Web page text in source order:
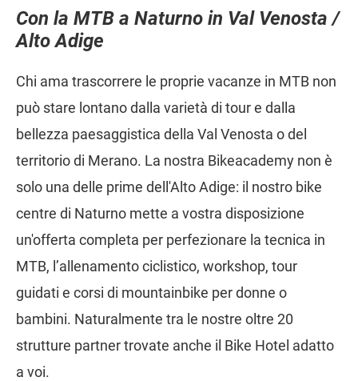
Con la MTB a Naturno in Val Venosta /
Alto Adige
Chi ama trascorrere le proprie vacanze in MTB non
può stare lontano dalla varietà di tour e dalla
bellezza paesaggistica della Val Venosta o del
territorio di Merano. La nostra Bikeacademy non è
solo una delle prime dell'Alto Adige: il nostro bike
centre di Naturno mette a vostra disposizione
un'offerta completa per perfezionare la tecnica in
MTB, l’allenamento ciclistico, workshop, tour
guidati e corsi di mountainbike per donne o
bambini. Naturalmente tra le nostre oltre 20
strutture partner trovate anche il Bike Hotel adatto
a voi.